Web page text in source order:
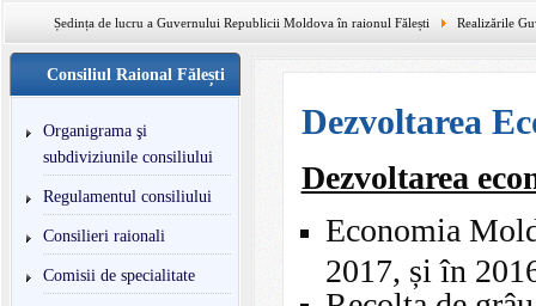
Ședința de lucru a Guvernului Republicii Moldova în raionul Fălești Realizările
Consiliul Raional Fălești
Organigrama şi
subdiviziunile consiliului
Regulamentul consiliului
Consilieri raionali
Comisii de specialitate
Dezvoltarea
Dezvoltarea
Economia
2017, și în